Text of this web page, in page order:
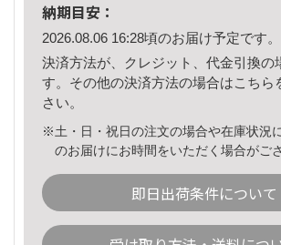
納期目安：
2026.08.06 16:28頃のお届け予定です。
決済方法が、クレジット、代金引換の
す。その他の決済方法の場合はこちら
さい。
※土・日・祝日の注文の場合や在庫状況
のお届けにお時間をいただく場合がご
即日出荷条件について